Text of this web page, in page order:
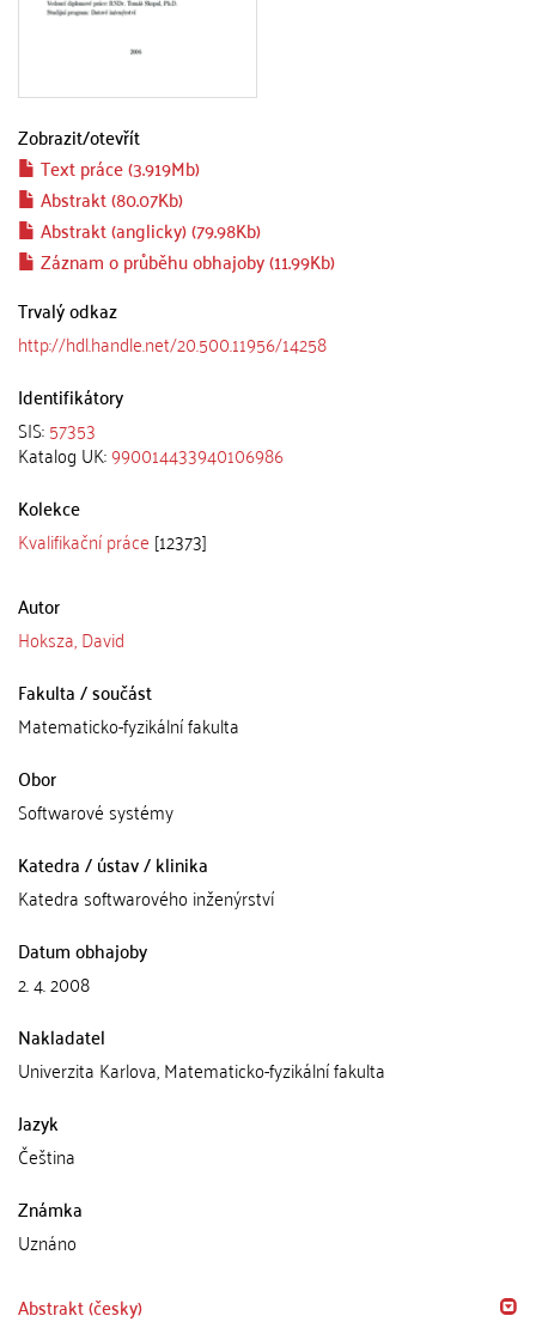
Zobrazit/otevřít
Text práce (3.919Mb)
Abstrakt (80.07Kb)
Abstrakt (anglicky) (79.98Kb)
Záznam o průběhu obhajoby (11.99Kb)
Trvalý odkaz
http://hdl.handle.net/20.500.11956/14258
Identifikátory
SIS:57353
Katalog UK:990014433940106986
Kolekce
Kvalifikační práce [12373]
Autor
Hoksza, David
Fakulta / součást
Matematicko-fyzikální fakulta
Obor
Softwarové systémy
Katedra / ústav / klinika
Katedra softwarového inženýrství
Datum obhajoby
2. 4. 2008
Nakladatel
Univerzita Karlova, Matematicko-fyzikální fakulta
Jazyk
Čeština
Známka
Uznáno
Abstrakt (česky)